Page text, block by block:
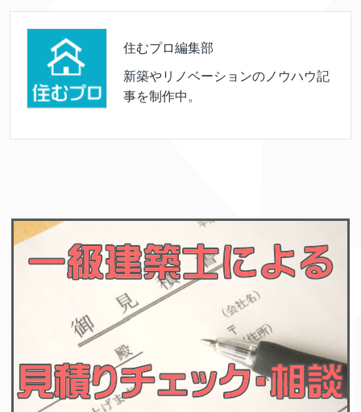
住むプロ編集部
新築やリノベーションのノウハウ記
事を制作中。